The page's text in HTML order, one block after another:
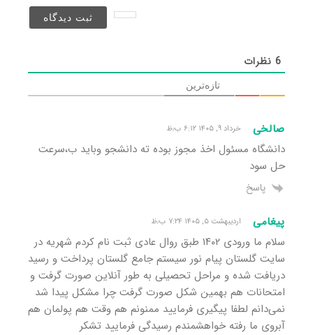
6نظرات
تازه‌ترین
صالخی خرداد ۹, ۱۴۰۵ ۶:۱۲ ب٫ظ
دانشگاه مسئول اخذ مجوز بوده ته دانشجو وباید ب،سرعت
حل سود
پاسخ
پیغامی اردیبهشت ۵, ۱۴۰۵ ۷:۲۴ ب٫ظ
سلام ما ورودی ۱۴۰۲ طبق روال عادی ثبت نام کردم شهریه در
سایت گلستان پیام نور سیستم جامع گلستان پرداخت و رسید
دریافت شده و مراحل تحصیلی به طور آنلاین صورت گرفت و
امتحانات هم بهمین شکل صورت گرفت چرا مشکل پیدا شد
نمی‌دانم لطفا پیگیری فرمایید ممنونم هم وقت هم پولمان هم
آبروی ما رفته خواهشمندم رسیدگی فرمایید تشکر